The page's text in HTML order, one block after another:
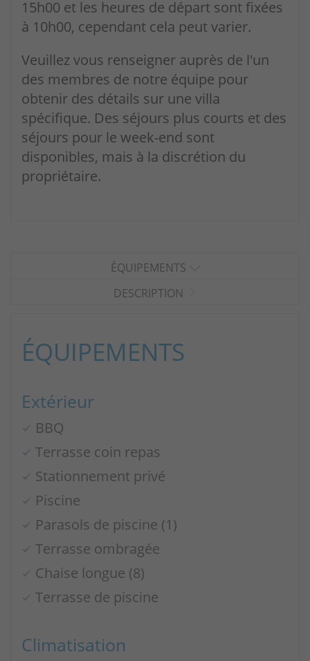
15h00 et les heures de départ sont fixées
à 10h00, cependant cela peut varier.
Veuillez vous renseigner auprès de l'un
des membres de notre équipe pour
obtenir des détails sur une villa
spécifique. Des séjours plus courts et des
séjours pour le week-end sont
disponibles, mais à la discrétion du
propriétaire.
ÉQUIPEMENTS
DESCRIPTION
ÉQUIPEMENTS
Extérieur
BBQ
Terrasse coin repas
Stationnement privé
Piscine
Parasols de piscine (1)
Terrasse ombragée
Chaise longue (8)
Terrasse de piscine
Climatisation